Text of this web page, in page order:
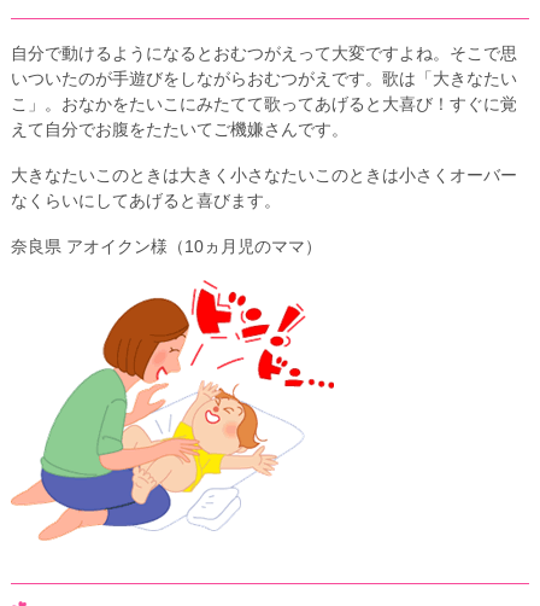
自分で動けるようになるとおむつがえって大変ですよね。そこで思
いついたのが手遊びをしながらおむつがえです。歌は「大きなたい
こ」。おなかをたいこにみたてて歌ってあげると大喜び！すぐに覚
えて自分でお腹をたたいてご機嫌さんです。
大きなたいこのときは大きく小さなたいこのときは小さくオーバー
なくらいにしてあげると喜びます。
奈良県 アオイクン様（10ヵ月児のママ）